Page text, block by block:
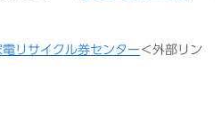
リサイクル券センター ＜外部リン